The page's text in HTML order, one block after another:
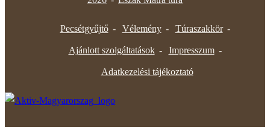
Pecsétgyűjtő Vélemény Túraszakkör
Ajánlott szolgáltatások Impresszum
Adatkezelési tájékoztató